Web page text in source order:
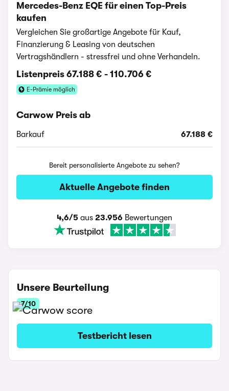
Mercedes-Benz EQE für einen Top-Preis
kaufen
Vergleichen Sie großartige Angebote für Kauf,
Finanzierung & Leasing von deutschen
Vertragshändlern - stressfrei und ohne Verhandeln.
Listenpreis 67.188 € - 110.706 €
E-Prämie möglich
Carwow Preis ab
Barkauf 67.188 €
Bereit personalisierte Angebote zu sehen?
Aktuelle Angebote finden
4,6/5 aus 23.956 Bewertungen
Unsere Beurteilung
7/10
Testbericht lesen